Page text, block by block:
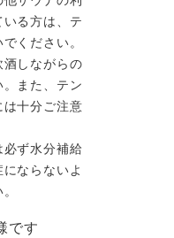
る方は、テ
ください。
酒しながらの
また、テン
は十分ご注意
必ず水分補給
ならないよ
です